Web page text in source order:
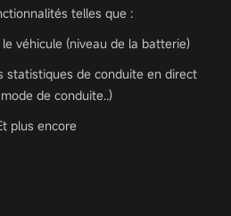
telles que :
véhicule (niveau de la batterie)
statistiques de conduite en direct
de conduite..)
plus encore